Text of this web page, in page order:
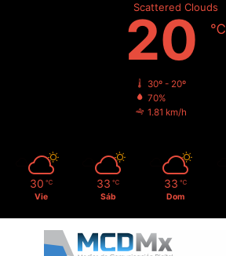
Scattered Clouds
20 ℃
30º - 20º
70%
1.81 km/h
30 ℃
Vie
33 ℃
Sáb
33 ℃
Dom